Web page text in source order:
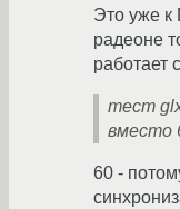
Это уже к
радеоне
работает
тест
вместо
60 -